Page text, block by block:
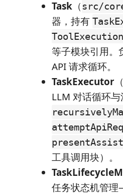
Task （ src/
器，持有
等子模块引用。
API 请求循环。
TaskExecutor （
LLM 对话循环
工具调用块）。
任务状态机管